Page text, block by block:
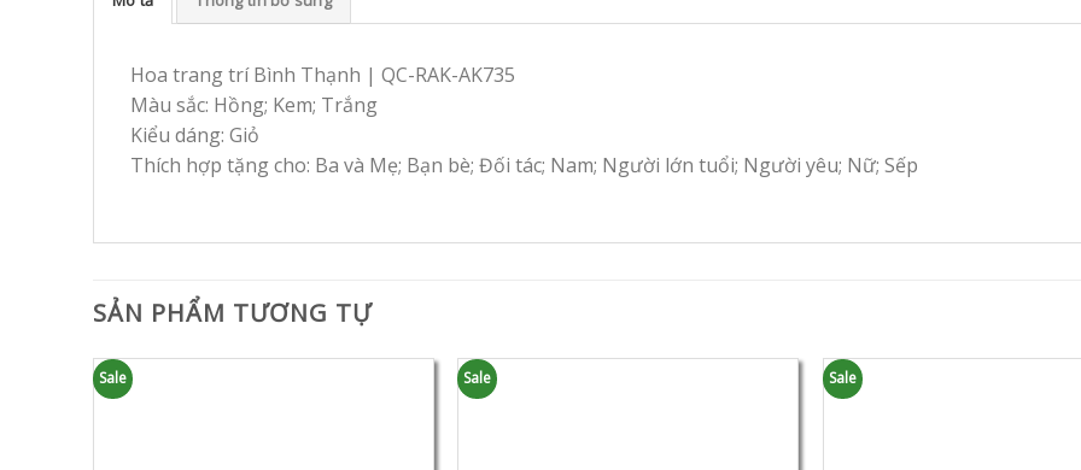
Hoa trang trí Bình Thạnh | QC-RAK-AK735
Màu sắc: Hồng; Kem; Trắng
Kiểu dáng: Giỏ
Thích hợp tặng cho: Ba và Mẹ; Bạn bè; Đối tác; Nam; Người lớn tuổi; Người yêu; Nữ; Sếp
SẢN PHẨM TƯƠNG TỰ
Sale Sale Sale